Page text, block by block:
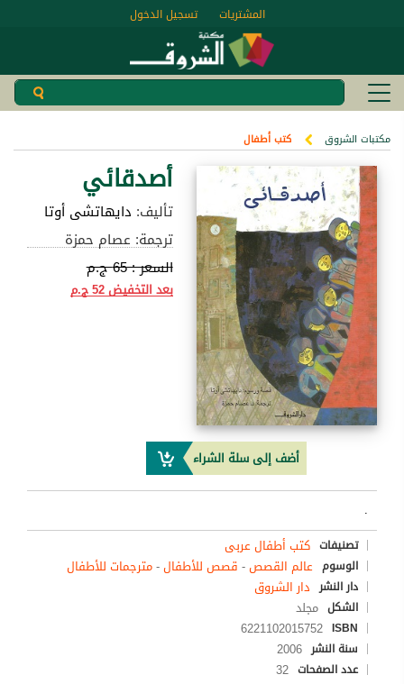
تسجيل الدخول المشتريات
مكتبات الشروق كتب أطفال
أصدقائي
تأليف: دايهاتشى أوتا
ترجمة: عصام حمزة
السعر :65 ج.م
بعد التخفيض52 ج.م
أضف إلى سلة الشراء
.
تصنيفات كتب أطفال عربى
الوسوم عالم القصص- قصص للأطفال-مترجمات للأطفال
دار النشر دار الشروق
الشكل مجلد
ISBN
6221102015752
سنة النشر 2006
عدد الصفحات 32